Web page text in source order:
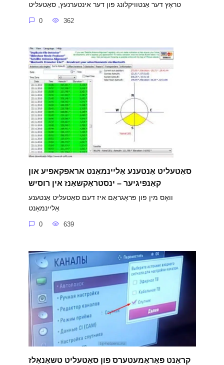
טראָץ דער אַנטוויקלונג פון דער אינטערנעץ, סאַטעליט
0 362
סאַטעליט אַנטענע אַליינמאַנט אראפקאפיע און
קאַנפיגיער – ינסטראַקשאַנז אין רוסיש
וואָס מין פון פּראָגראַם איז דעם סאַטעליט אַנטענע
אַליינמאַנט
0 639
קראַנט פּאַראַמעטערס פון סאַטעליט טשאַנאַלז